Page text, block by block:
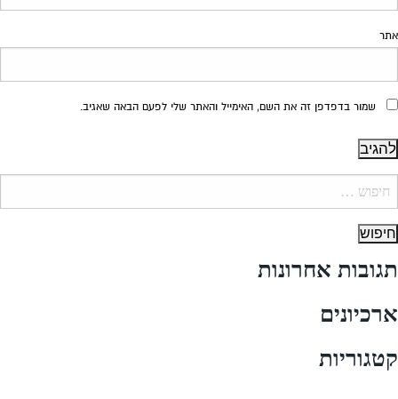
אתר
שמור בדפדפן זה את השם, האימייל והאתר שלי לפעם הבאה שאגיב.
תגובות אחרונות
ארכיונים
קטגוריות